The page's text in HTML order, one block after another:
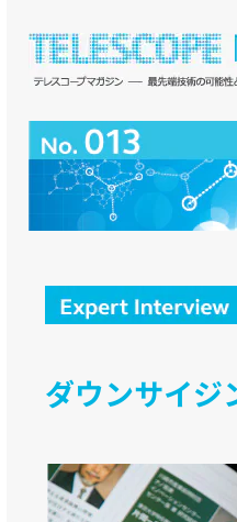
ダウンサイジ